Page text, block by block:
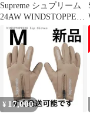
Supreme シュプリーム
24AW WINDSTOPPER
Zip Gloves ウィンドス
トッパー ジップグロー
ブ 手袋 ベージュ系【極
上美品】【中古】
¥ 17,000